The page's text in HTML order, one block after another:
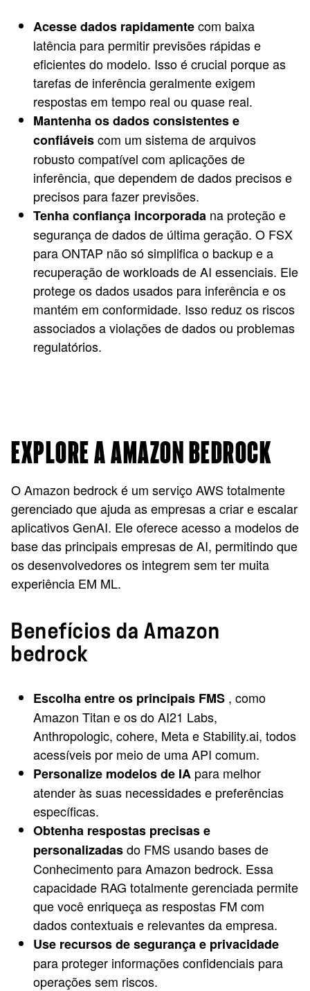
Acesse dados rapidamentecom baixa
latência para permitir previsões rápidas e
eficientes do modelo. Isso é crucial porque as
tarefas de inferência geralmente exigem
respostas em tempo real ou quase real.
Mantenha os dados consistentes e
confiáveiscom um sistema de arquivos
robusto compatível com aplicações de
inferência, que dependem de dados precisos e
precisos para fazer previsões.
Tenha confiança incorporada na proteção e
segurança de dados de última geração. O FSX
para ONTAP não só simplifica o backup e a
recuperação de workloads de AI essenciais. Ele
protege os dados usados para inferência e os
mantém em conformidade. Isso reduz os riscos
associados a violações de dados ou problemas
regulatórios.
EXPLORE A AMAZON BEDROCK
O Amazon bedrock é um serviço AWS totalmente
gerenciado que ajuda as empresas a criar e escalar
aplicativos GenAI. Ele oferece acesso a modelos de
base das principais empresas de AI, permitindo que
os desenvolvedores os integrem sem ter muita
experiência EM ML.
Benefícios da Amazon
bedrock
Escolha entre os principais FMS , como
Amazon Titan e os do AI21 Labs,
Anthropologic, cohere, Meta e Stability.ai, todos
acessíveis por meio de uma API comum.
Personalize modelos de IA para melhor
atender às suas necessidades e preferências
específicas.
Obtenha respostas precisas e
personalizadasdo FMS usando bases de
Conhecimento para Amazon bedrock. Essa
capacidade RAG totalmente gerenciada permite
que você enriqueça as respostas FM com
dados contextuais e relevantes da empresa.
Use recursos de segurança e privacidade
para proteger informações confidenciais para
operações sem riscos.